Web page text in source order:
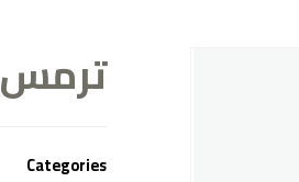
ترمس 1 لتر
Categories